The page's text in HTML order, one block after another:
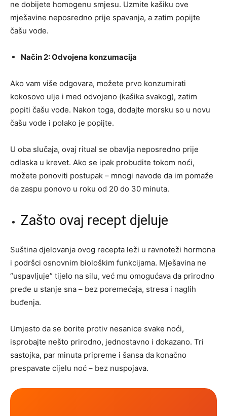
ne dobijete homogenu smjesu. Uzmite kašiku ove
mješavine neposredno prije spavanja, a zatim popijte
čašu vode.
Način 2: Odvojena konzumacija
Ako vam više odgovara, možete prvo konzumirati
kokosovo ulje i med odvojeno (kašika svakog), zatim
popiti čašu vode. Nakon toga, dodajte morsku so u novu
čašu vode i polako je popijte.
U oba slučaja, ovaj ritual se obavlja neposredno prije
odlaska u krevet. Ako se ipak probudite tokom noći,
možete ponoviti postupak – mnogi navode da im pomaže
da zaspu ponovo u roku od 20 do 30 minuta.
Zašto ovaj recept djeluje
Suština djelovanja ovog recepta leži u ravnoteži hormona
i podršci osnovnim biološkim funkcijama. Mješavina ne
“uspavljuje” tijelo na silu, već mu omogućava da prirodno
pređe u stanje sna – bez poremećaja, stresa i naglih
buđenja.
Umjesto da se borite protiv nesanice svake noći,
isprobajte nešto prirodno, jednostavno i dokazano. Tri
sastojka, par minuta pripreme i šansa da konačno
prespavate cijelu noć – bez nuspojava.